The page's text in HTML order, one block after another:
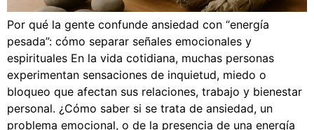
Por qué la gente confunde ansiedad con “energía
pesada”: cómo separar señales emocionales y
espirituales En la vida cotidiana, muchas personas
experimentan sensaciones de inquietud, miedo o
bloqueo que afectan sus relaciones, trabajo y bienestar
personal. ¿Cómo saber si se trata de ansiedad, un
problema emocional, o de la presencia de una energía